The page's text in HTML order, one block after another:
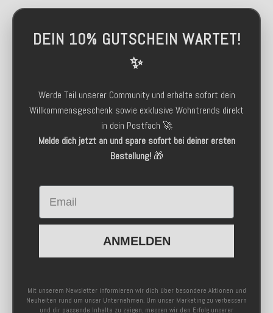
DEIN 10% GUTSCHEIN WARTET!
✨
Werde Teil unserer Community und erhalte sofort dein
Willkommensgeschenk sowie exklusive Wohntrends direkt
in dein Postfach 🚀
Melde dich jetzt an und spare sofort bei deiner ersten
Bestellung!🎁
Email
ANMELDEN
Mit unserem Newsletter informieren wir dich über besondere Aktionen und
Neuheiten rund um unser Unternehmen. Um unser Marketing zu verbessern
und dir passende Inhalte zu zeigen, messen wir den Erfolg unserer